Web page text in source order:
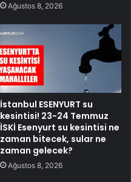
Ağustos 8, 2026
İstanbul ESENYURT su
kesintisi! 23-24 Temmuz
İSKİ Esenyurt su kesintisi ne
zaman bitecek, sular ne
zaman gelecek?
Ağustos 8, 2026